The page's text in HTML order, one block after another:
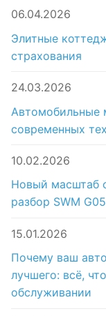
06.04.2026
Элитные
страхования
24.03.2026
Автомобильные
современных
10.02.2026
Новый масштаб
разбор SWM
15.01.2026
Почему ваш
лучшего: всё,
обслуживании